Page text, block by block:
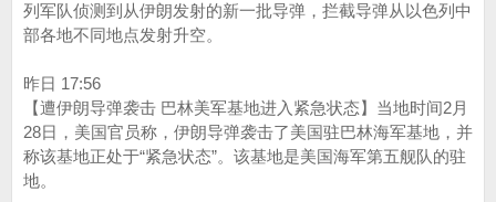
列军队侦测到从伊朗发射的新一批导弹，拦截导弹从以色列中
部各地不同地点发射升空。
昨日 17:56
【遭伊朗导弹袭击 巴林美军基地进入紧急状态】当地时间2月
28日，美国官员称，伊朗导弹袭击了美国驻巴林海军基地，并
称该基地正处于“紧急状态”。该基地是美国海军第五舰队的驻
地。